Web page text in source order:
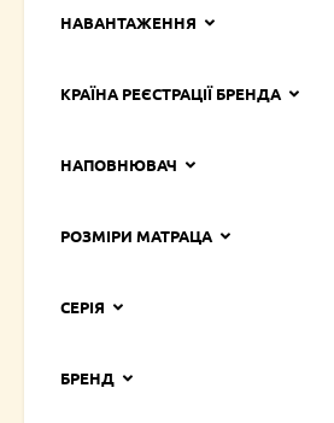
НАВАНТАЖЕННЯ
КРАЇНА РЕЄСТРАЦІЇ БРЕНДА
НАПОВНЮВАЧ
РОЗМІРИ МАТРАЦА
СЕРІЯ
БРЕНД